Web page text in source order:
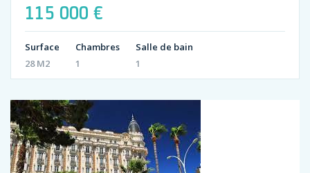
115 000 €
Surface
28 M2
Chambres
1
Salle de bain
1